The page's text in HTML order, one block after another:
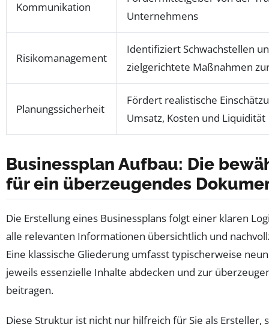
Kommunikation
Unternehmens
Risikomanagement
Identifiziert Schwachstellen
zielgerichtete Maßnahmen
Planungssicherheit
Fördert realistische
Umsatz, Kosten und Liquidität
Businessplan Aufbau: Die
für ein überzeugendes
Die Erstellung eines Businessplans folgt einer klaren
alle relevanten Informationen übersichtlich und
Eine klassische Gliederung umfasst typischerweise
jeweils essenzielle Inhalte abdecken und zur
beitragen.
Diese Struktur ist nicht nur hilfreich für Sie als Ersteller,